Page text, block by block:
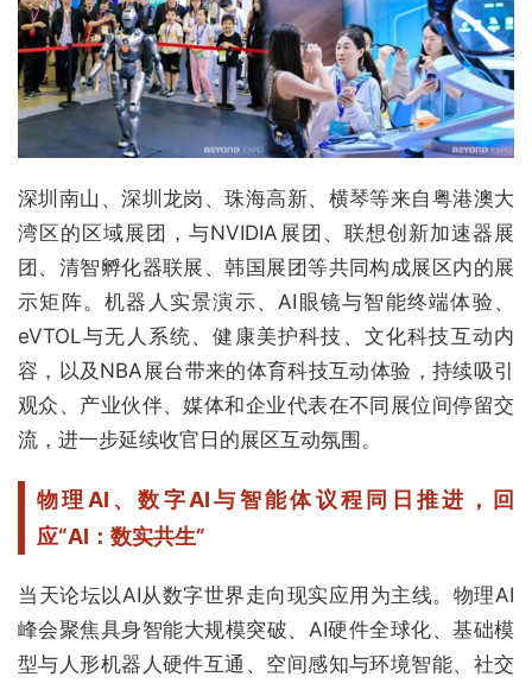
深圳南山、深圳龙岗、珠海高新、横琴等来自粤港澳大
湾区的区域展团，与NVIDIA展团、联想创新加速器展
团、清智孵化器联展、韩国展团等共同构成展区内的展
示矩阵。机器人实景演示、AI眼镜与智能终端体验、
eVTOL与无人系统、健康美护科技、文化科技互动内
容，以及NBA展台带来的体育科技互动体验，持续吸引
观众、产业伙伴、媒体和企业代表在不同展位间停留交
流，进一步延续收官日的展区互动氛围。
物理AI、数字AI与智能体议程同日推进，
回
应“AI：数实共生”
当天论坛以AI从数字世界走向现实应用为主线。物理AI
峰会聚焦具身智能大规模突破、AI硬件全球化、基础模
型与人形机器人硬件互通、空间感知与环境智能、社交